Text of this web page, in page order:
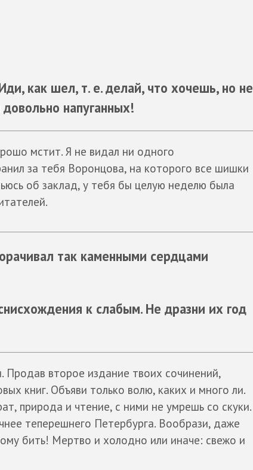
как шел, т. е. делай, что хочешь, но не
напуганных!
мстит. Я не видал ни одного
за тебя Воронцова, на которого все шишки
об заклад, у тебя бы целую неделю была
так каменными сердцами
к слабым. Не дразни их год
Продав второе издание твоих сочинений,
книг. Объяви только волю, каких и много ли.
природа и чтение, с ними не умрешь со скуки.
теперешнего Петербурга. Вообрази, даже
бить! Мертво и холодно или иначе: свежо и